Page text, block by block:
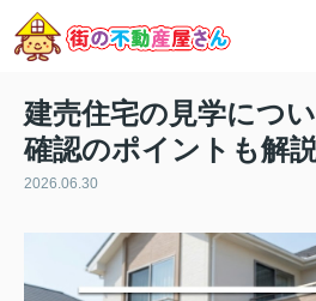
建売住宅の見学につ
確認のポイントも解
2026.06.30